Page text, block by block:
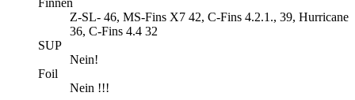
Z-SL- 46, MS-Fins X7 42, C-Fins 4.2.1., 39, Hurricane
36, C-Fins 4.4 32
SUP
Nein!
Foil
Nein !!!